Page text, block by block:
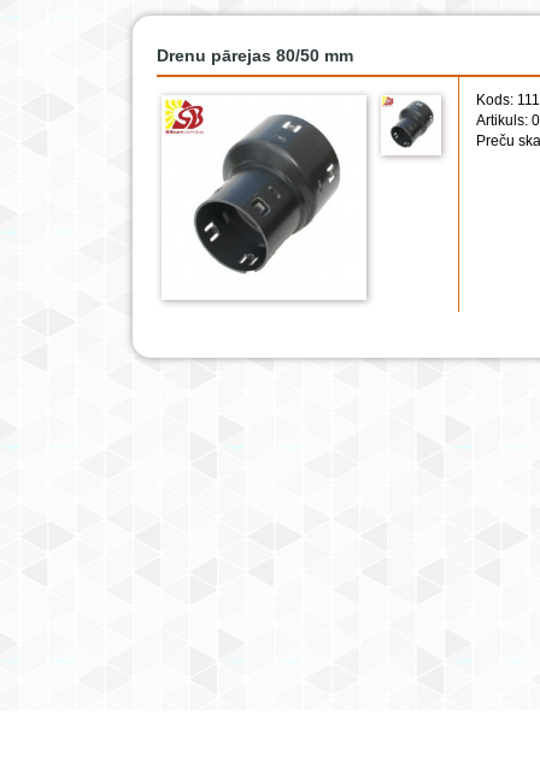
Drenu pārejas 80/50 mm
Kods:
Artikuls:
Preču